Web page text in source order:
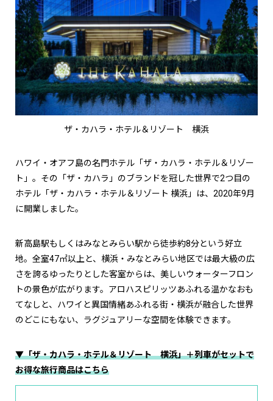
ザ・カハラ・ホテル＆リゾート 横浜
ハワイ・オアフ島の名門ホテル「ザ・カハラ・ホテル＆リゾー
ト」。その「ザ・カハラ」のブランドを冠した世界で2つ目の
ホテル「ザ・カハラ・ホテル＆リゾート 横浜」は、2020年9月
に開業しました。
新高島駅もしくはみなとみらい駅から徒歩約8分という好立
地。全室47㎡以上と、横浜・みなとみらい地区では最大級の広
さを誇るゆったりとした客室からは、美しいウォーターフロン
トの景色が広がります。アロハスピリッツあふれる温かなおも
てなしと、ハワイと異国情緒あふれる街・横浜が融合した世界
のどこにもない、ラグジュアリーな空間を体験できます。
▼「ザ・カハラ・ホテル＆リゾート 横浜」＋列車がセットで
お得な旅行商品はこちら